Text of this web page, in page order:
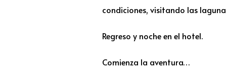
condiciones, visitando las
Regreso y noche en el hotel.
Comienza la aventura…